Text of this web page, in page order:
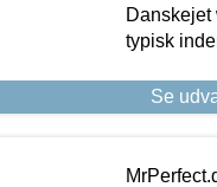
typisk
Se